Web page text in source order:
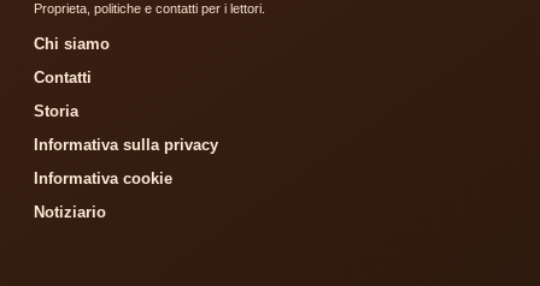
Proprieta, politiche e contatti per i lettori.
Chi siamo
Contatti
Storia
Informativa sulla privacy
Informativa cookie
Notiziario